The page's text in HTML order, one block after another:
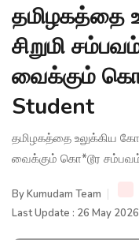
தமிழகத்தை
சிறுமி
வைக்கும்
Student
தமிழகத்தை உலுக்கிய
வைக்கும் கொ*டூர
ByKumudam Team
Last Update : 26 May